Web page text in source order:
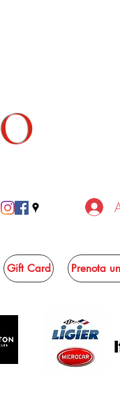
Gift Card Prenota